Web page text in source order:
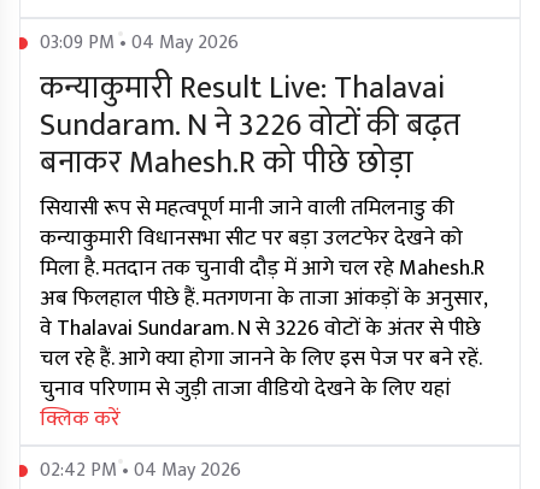
03:09 PM • 04 May 2026
कन्याकुमारी Result Live: Thalavai
Sundaram. N ने 3226 वोटों की बढ़त
बनाकर Mahesh.R को पीछे छोड़ा
सियासी रूप से महत्वपूर्ण मानी जाने वाली तमिलनाडु की
कन्याकुमारी विधानसभा सीट पर बड़ा उलटफेर देखने को
मिला है. मतदान तक चुनावी दौड़ में आगे चल रहे Mahesh.R
अब फिलहाल पीछे हैं. मतगणना के ताजा आंकड़ों के अनुसार,
वे Thalavai Sundaram. N से 3226 वोटों के अंतर से पीछे
चल रहे हैं. आगे क्या होगा जानने के लिए इस पेज पर बने रहें.
चुनाव परिणाम से जुड़ी ताजा वीडियो देखने के लिए यहां
क्लिक करें
02:42 PM • 04 May 2026